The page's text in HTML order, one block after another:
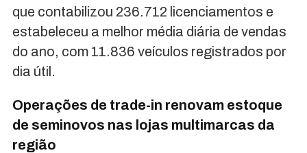
que contabilizou 236.712 licenciamentos e
estabeleceu a melhor média diária de vendas
do ano, com 11.836 veículos registrados por
dia útil.
Operações de trade-in renovam estoque
de seminovos nas lojas multimarcas da
região